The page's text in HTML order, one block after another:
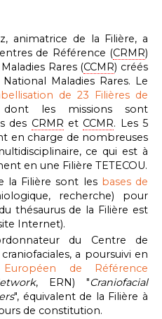
animatrice de la Filière, a
de Référence (CRMR)
Rares (CCMR) créés
Maladies Rares. Le
de 23 Filières de
les missions sont
des CRMR et CCMR. Les 5
en charge de nombreuses
ce qui est à
en une Filière TETECOU.
la Filière sont les bases de
recherche) pour
thésaurus de la Filière est
Internet).
du Centre de
a poursuivi en
Européen de Référence
, ERN) "Craniofacial
", équivalent de la Filière à
de constitution.